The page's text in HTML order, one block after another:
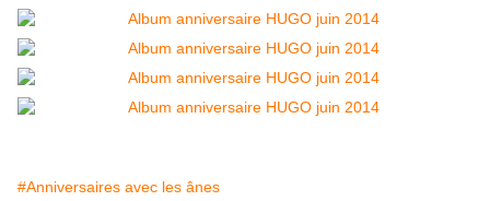
#Anniversaires avec les ânes